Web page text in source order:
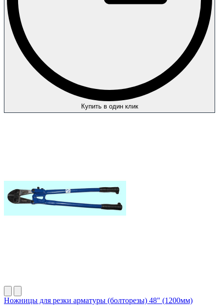
Купить в один клик
Ножницы для резки арматуры (болторезы) 48" (1200мм)